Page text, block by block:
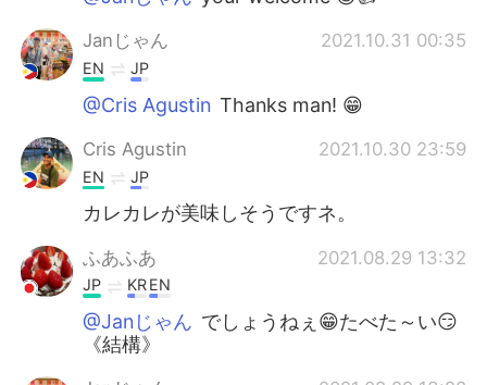
Janじゃん 2021.10.31 00:35
EN JP
@Cris Agustin Thanks man! 😁
Cris Agustin 2021.10.30 23:59
EN JP
カレカレが美味しそうですネ。
ふあふあ 2021.08.29 13:32
JP KREN
@Janじゃん でしょうねぇ😁たべた～い😏
《結構》